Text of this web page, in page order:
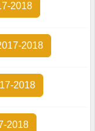
2018
2018
2018
2018